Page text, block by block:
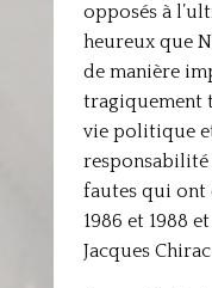
opposés à
heureux que
de manière
tragiquement
vie politique
responsabilité
fautes qui ont
1986 et 1988
Jacques